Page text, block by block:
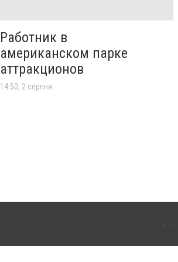
Работник в
американском парке
аттракционов
14:50, 2 серпня